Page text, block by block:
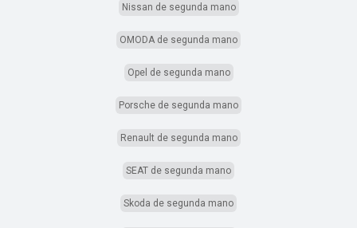
Nissan de segunda mano
OMODA de segunda mano
Opel de segunda mano
Porsche de segunda mano
Renault de segunda mano
SEAT de segunda mano
Skoda de segunda mano